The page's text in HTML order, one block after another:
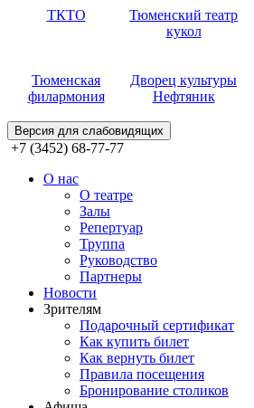
ТКТО
Тюменский театр
кукол
Тюменская
филармония
Дворец культуры
Нефтяник
Версия для слабовидящих
+7 (3452) 68-77-77
О нас
О театре
Залы
Репертуар
Труппа
Руководство
Партнеры
Новости
Зрителям
Подарочный сертификат
Как купить билет
Как вернуть билет
Правила посещения
Бронирование столиков